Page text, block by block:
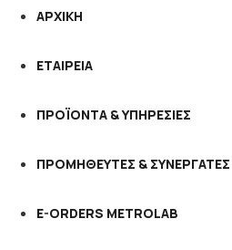
ΑΡΧΙΚΗ
ΕΤΑΙΡΕΙΑ
ΠΡΟΪΟΝΤΑ & ΥΠΗΡΕΣΙΕΣ
ΠΡΟΜΗΘΕΥΤΕΣ & ΣΥΝΕΡΓΑΤΕΣ
E-ORDERS METROLAB